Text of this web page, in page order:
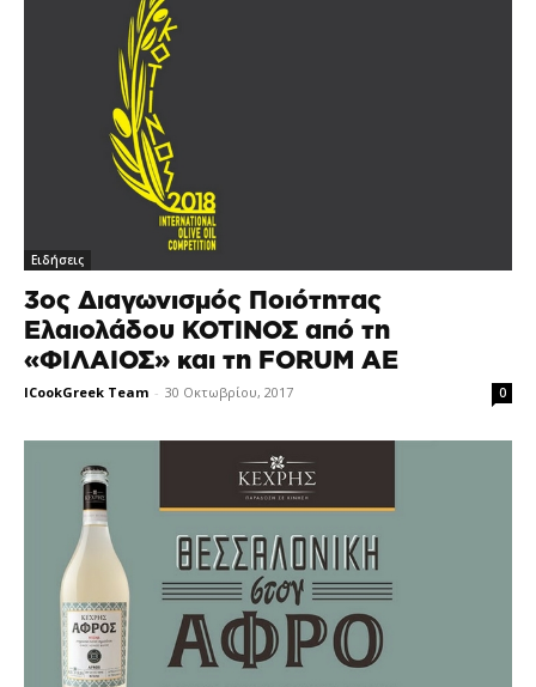
Ειδήσεις
3ος Διαγωνισμός Ποιότητας
Ελαιολάδου ΚΟΤΙΝΟΣ από τη
«ΦΙΛΑΙΟΣ» και τη FORUM ΑΕ
ICookGreek Team - 30 Οκτωβρίου, 2017 0